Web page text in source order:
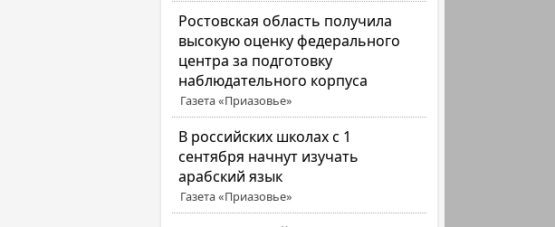
Ростовская область получила
высокую оценку федерального
центра за подготовку
наблюдательного корпуса
Газета «Приазовье»
В российских школах с 1
сентября начнут изучать
арабский язык
Газета «Приазовье»